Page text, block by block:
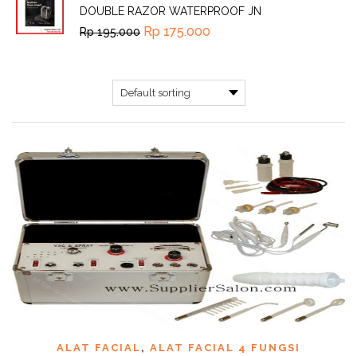
ALAT FACIAL , ALAT FACIAL 4 FUNGSI
DOUBLE RAZOR WATERPROOF JN
Rp195.000 Rp 175.000